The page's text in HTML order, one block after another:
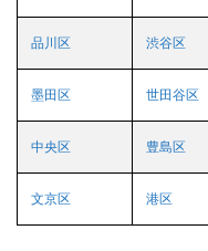
品川区 渋谷区
墨田区 世田谷区
中央区 豊島区
文京区 港区